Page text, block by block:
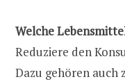
Welche
Reduziere den
Dazu gehören auch